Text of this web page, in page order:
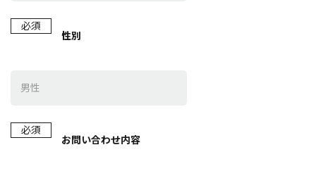
必須
性別
必須
お問い合わせ内容